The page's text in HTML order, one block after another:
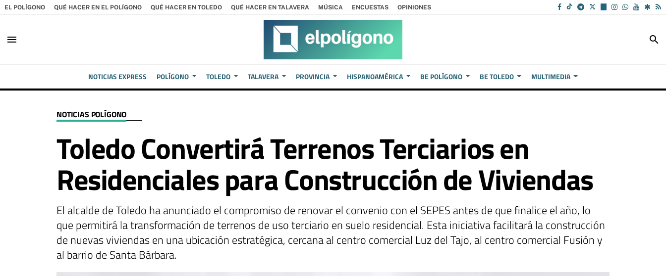
EL POLÍGONO QUÉ HACER EN EL POLÍGONO QUÉ HACER EN TOLEDO QUÉ HACER EN TALAVERA MÚSICA ENCUESTAS OPINIONES
menu search
NOTICIAS EXPRESS POLÍGONO TOLEDO TALAVERA PROVINCIA HISPANOAMÉRICA BE POLÍGONO BE TOLEDO MULTIMEDIA
NOTICIAS POLÍGONO
Toledo Convertirá Terrenos Terciarios en
Residenciales para Construcción de Viviendas
El alcalde de Toledo ha anunciado el compromiso de renovar el convenio con el SEPES antes de que finalice el año, lo
que permitirá la transformación de terrenos de uso terciario en suelo residencial. Esta iniciativa facilitará la construcción
de nuevas viviendas en una ubicación estratégica, cercana al centro comercial Luz del Tajo, al centro comercial Fusión y
al barrio de Santa Bárbara.